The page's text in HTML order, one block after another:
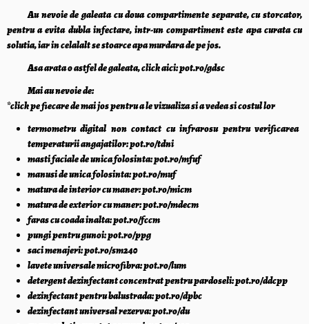
Au nevoie de galeata cu doua compartimente separate, cu storcator,
pentru a evita dubla infectare, intr-un compartiment este apa curata cu
solutia, iar in celalalt se stoarce apa murdara de pe jos.
Asa arata o astfel de galeata, click aici: pot.ro/gdsc
Mai au nevoie de:
*click pe fiecare de mai jos pentru a le vizualiza si a vedea si costul lor
termometru digital non contact cu infrarosu pentru verificarea
temperaturii angajatilor: pot.ro/tdni
masti faciale de unica folosinta: pot.ro/mfuf
manusi de unica folosinta: pot.ro/muf
matura de interior cu maner: pot.ro/micm
matura de exterior cu maner: pot.ro/mdecm
faras cu coada inalta: pot.ro/fccm
pungi pentru gunoi: pot.ro/ppg
saci menajeri: pot.ro/sm240
lavete universale microfibra: pot.ro/lum
detergent dezinfectant concentrat pentru pardoseli: pot.ro/ddcpp
dezinfectant pentru balustrada: pot.ro/dpbc
dezinfectant universal rezerva: pot.ro/du